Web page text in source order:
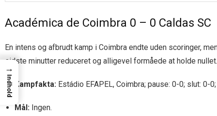
Académica de Coimbra 0 – 0 Caldas SC
En intens og afbrudt kamp i Coimbra endte uden scoringer,
sidste minutter reduceret og alligevel formåede at holde nullet.
Kampfakta: Estádio EFAPEL, Coimbra; pause: 0-0; slut:
Mål: Ingen.
→
Indhold